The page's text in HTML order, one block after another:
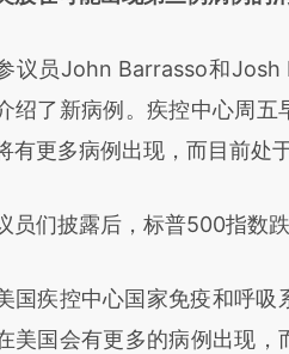
员John Barrasso和Josh
绍了新病例。疾控中心周
有更多病例出现，而目前处
们披露后，标普500指数跌
疾控中心国家免疫和呼吸
美国会有更多的病例出现，